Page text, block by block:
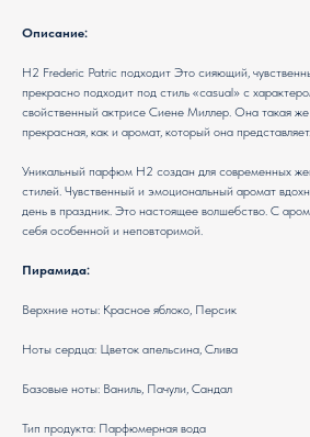
Описание:
H2 Frederic Patric подходит Это сияющий,
прекрасно подходит под стиль «casual» с
свойственный актрисе Сиене Миллер. Она такая
прекрасная, как и аромат, который она представляет.
Уникальный парфюм Н2 создан для современных
стилей. Чувственный и эмоциональный аромат
день в праздник. Это настоящее волшебство. С
себя особенной и неповторимой.
Пирамида:
Верхние ноты: Красное яблоко, Персик
Ноты сердца: Цветок апельсина, Слива
Базовые ноты: Ваниль, Пачули, Сандал
Тип продукта: Парфюмерная вода